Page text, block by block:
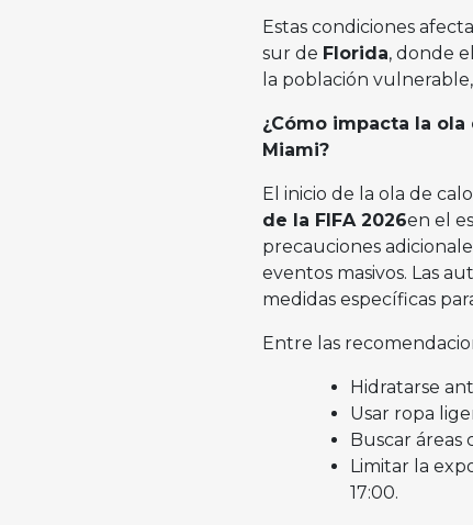
Estas condiciones
sur de Florida, donde
la población
¿Cómo impacta la
Miami?
El inicio de la ola de
de la FIFA 2026en el
precauciones
eventos masivos. Las
medidas específicas
Entre las
Hidratarse
Usar ropa
Buscar áreas
Limitar la
17:00.